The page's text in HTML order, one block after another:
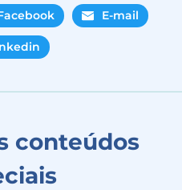
E-mail
conteúdos